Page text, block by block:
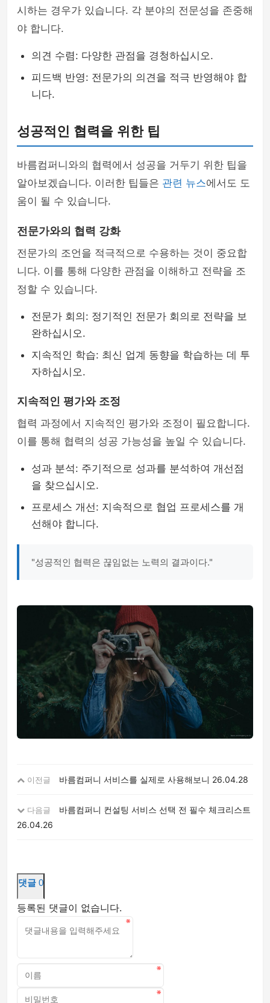
시하는 경우가 있습니다. 각 분야의 전문성을 존중해
야 합니다.
의견 수렴: 다양한 관점을 경청하십시오.
피드백 반영: 전문가의 의견을 적극 반영해야 합
니다.
성공적인 협력을 위한 팁
바름컴퍼니와의 협력에서 성공을 거두기 위한 팁을
알아보겠습니다. 이러한 팁들은 관련 뉴스에서도 도
움이 될 수 있습니다.
전문가와의 협력 강화
전문가의 조언을 적극적으로 수용하는 것이 중요합
니다. 이를 통해 다양한 관점을 이해하고 전략을 조
정할 수 있습니다.
전문가 회의: 정기적인 전문가 회의로 전략을 보
완하십시오.
지속적인 학습: 최신 업계 동향을 학습하는 데 투
자하십시오.
지속적인 평가와 조정
협력 과정에서 지속적인 평가와 조정이 필요합니다.
이를 통해 협력의 성공 가능성을 높일 수 있습니다.
성과 분석: 주기적으로 성과를 분석하여 개선점
을 찾으십시오.
프로세스 개선: 지속적으로 협업 프로세스를 개
선해야 합니다.
"성공적인 협력은 끊임없는 노력의 결과이다."
이전글 바름컴퍼니 서비스를 실제로 사용해보니 26.04.28
다음글
바름컴퍼니 컨설팅 서비스 선택 전 필수 체크리스트
26.04.26
댓글 0
등록된 댓글이 없습니다.